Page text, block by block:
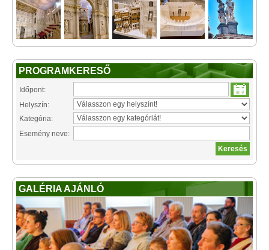
PROGRAMKERESŐ
Időpont:
Helyszín:
Kategória:
Esemény neve:
GALÉRIA AJÁNLÓ